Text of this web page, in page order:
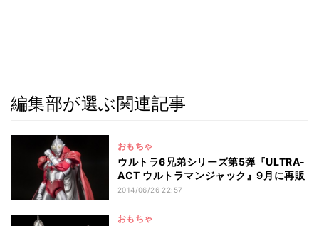
編集部が選ぶ関連記事
おもちゃ
ウルトラ6兄弟シリーズ第5弾『ULTRA-
ACT ウルトラマンジャック』9月に再販
2014/06/26 22:57
おもちゃ